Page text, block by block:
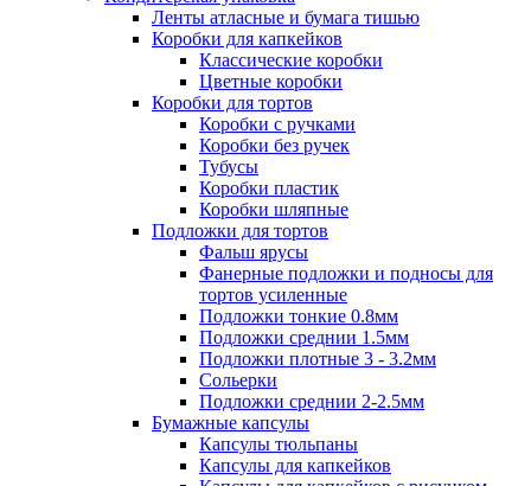
Ленты атласные и бумага тишью
Коробки для капкейков
Классические коробки
Цветные коробки
Коробки для тортов
Коробки с ручками
Коробки без ручек
Тубусы
Коробки пластик
Коробки шляпные
Подложки для тортов
Фальш ярусы
Фанерные подложки и подносы для
тортов усиленные
Подложки тонкие 0.8мм
Подложки среднии 1.5мм
Подложки плотные 3 - 3.2мм
Сольерки
Подложки среднии 2-2.5мм
Бумажные капсулы
Капсулы тюльпаны
Капсулы для капкейков